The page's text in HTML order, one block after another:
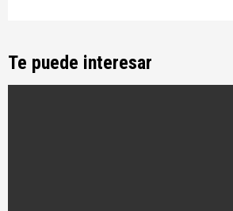
Te puede interesar